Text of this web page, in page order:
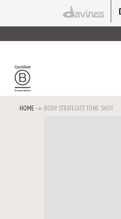
HOME BODY STRATEGIST TONE SHOT